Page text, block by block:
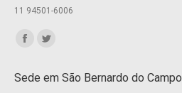
11 94501-6006
Encontre-nos em:
opensopens
Sede em São Bernardo do Campo